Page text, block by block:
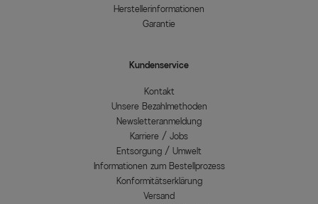
Herstellerinformationen
Garantie
Kundenservice
Kontakt
Unsere Bezahlmethoden
Newsletteranmeldung
Karriere / Jobs
Entsorgung / Umwelt
Informationen zum Bestellprozess
Konformitätserklärung
Versand